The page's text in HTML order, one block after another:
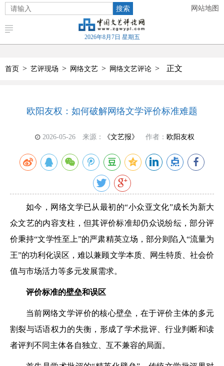
搜索 网站地图
2026年8月7日 星期五
首页 > 艺评现场 > 网络文艺 > 网络文艺评论 > 正文
欧阳友权：如何破解网络文学评价标准难题
2026-05-26 来源： 《文艺报》 作者： 欧阳友权
如今，网络文学已从最初的“小众亚文化”成长为新大
众文艺的内容支柱，但其评价标准却仍众说纷纭，部分评
价秉持“文学性至上”的严肃精英立场，部分则陷入“流量为
王”的功利化误区，难以兼顾文学本质、网生特质、社会价
值与市场活力等多元发展需求。
评价标准的壁垒和误区
当前网络文学评价的核心壁垒，在于评价主体的多元
割裂与话语权力的失衡，形成了学术批评、行业判断和读
者评判不同主体各自独立、互不兼容的局面。